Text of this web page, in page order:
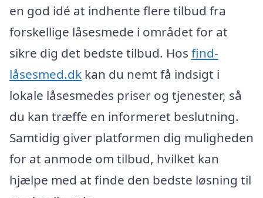
en god idé at indhente flere tilbud fra
forskellige låsesmede i området for at
sikre dig det bedste tilbud. Hos find-
låsesmed.dk kan du nemt få indsigt i
lokale låsesmedes priser og tjenester, så
du kan træffe en informeret beslutning.
Samtidig giver platformen dig muligheden
for at anmode om tilbud, hvilket kan
hjælpe med at finde den bedste løsning til